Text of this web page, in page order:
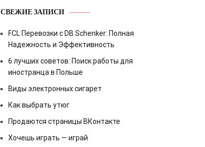
СВЕЖИЕ ЗАПИСИ
FCL Перевозки с DB Schenker: Полная
Надежность и Эффективность
6 лучших советов: Поиск работы для
иностранца в Польше
Виды электронных сигарет
Как выбрать утюг
Продаются страницы ВКонтакте
Хочешь играть — играй